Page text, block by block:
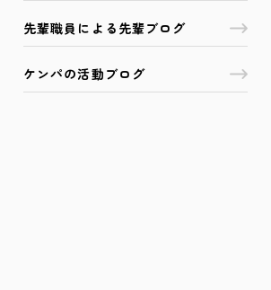
先輩職員による先輩ブログ
ケンパの活動ブログ